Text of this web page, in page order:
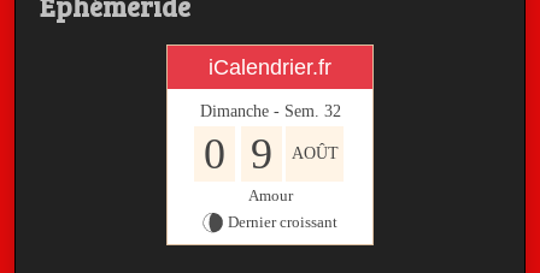
iCalendrier.fr
Dimanche - Sem. 32
0 9 AOÛT
Amour
Dernier croissant